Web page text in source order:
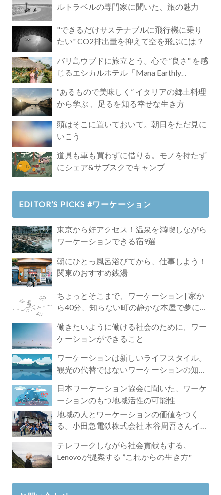
ルトラベルの専門家に聞いた、旅の魅力
"できるだけサステナブルに飛行機に乗り
たい" CO2排出量を抑えて空を飛ぶには？
バリ島ウブドに旅立とう。心で ”良さ" を感
じるエシカルホテル「Mana Earthly
“あるもので美味しく” イタリアの郷土料理
から学ぶ 、足るを知る幸せな生き方
頭はそこに置いておいて。朝日をただ見に
いこう
道具も車も買わずに借りる。モノを持たず
にシェア&サブスクでキャンプ
EDITOR’S PICKS #ワーケーション
東京から好アクセス！温泉を満喫しながら
ワーケーションできる宿9選
朝にひとっ風呂浴びてから、仕事しよう！
関東のおすすめ銭湯
ちょっとそこまで、ワーケーション | 家か
ら40分、知らない町の静かな本屋で夢に近
働きたいように働ける社会のために、ワー
ケーションができること
ワーケーションは新しいライフスタイル。
観光の代替ではないワーケーションの知ら
日本ワーケーション協会に聞いた、ワーケ
ーションのもつ地域活性の可能性
地域の人とワーケーションの価値をつく
る。小田急電鉄株式会社 木谷周吾さんイン
テレワークしながら社会貢献もする。
Lenovoが提案する ”これからの生き方"